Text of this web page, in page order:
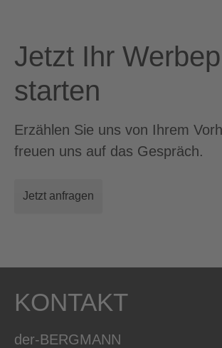
Jetzt Ihr
starten
Erzählen Sie uns von Ihrem
freuen uns auf das Gespräch.
Jetzt anfragen
KONTAKT
der-BERGMANN